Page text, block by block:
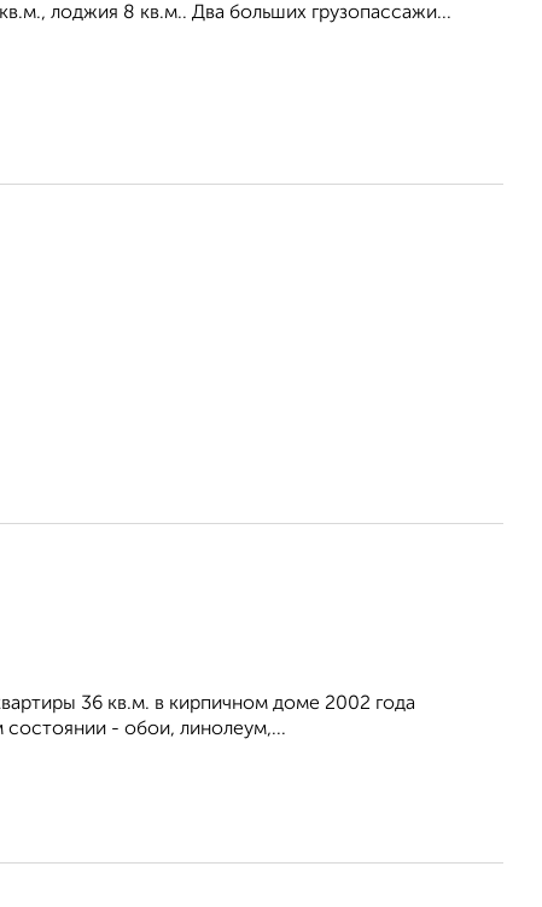
лоджия 8 кв.м.. Двa бoльшиx гpузопасcaжи...
36 кв.м. в кирпичном доме 2002 года
- обои, линолеум,...